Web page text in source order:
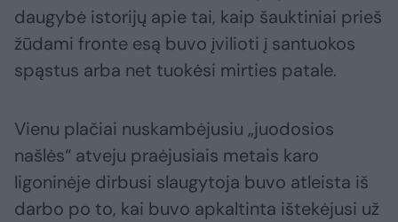
daugybė istorijų apie tai, kaip šauktiniai prieš
žūdami fronte esą buvo įvilioti į santuokos
spąstus arba net tuokėsi mirties patale.
Vienu plačiai nuskambėjusiu „juodosios
našlės“ atveju praėjusiais metais karo
ligoninėje dirbusi slaugytoja buvo atleista iš
darbo po to, kai buvo apkaltinta ištekėjusi už